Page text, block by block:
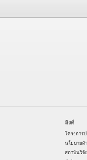
ลิงค์
โครงการ
นโยบายด้
สถาบันวิจั